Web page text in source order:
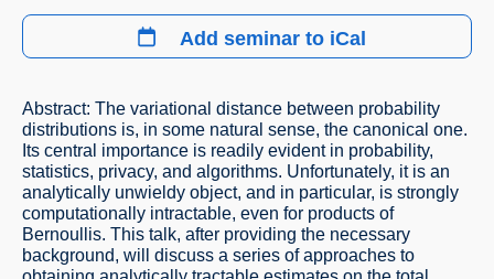
Add seminar to iCal
Abstract: The variational distance between probability
distributions is, in some natural sense, the canonical one.
Its central importance is readily evident in probability,
statistics, privacy, and algorithms. Unfortunately, it is an
analytically unwieldy object, and in particular, is strongly
computationally intractable, even for products of
Bernoullis. This talk, after providing the necessary
background, will discuss a series of approaches to